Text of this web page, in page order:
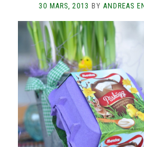
30 MARS, 2013 BY ANDREAS